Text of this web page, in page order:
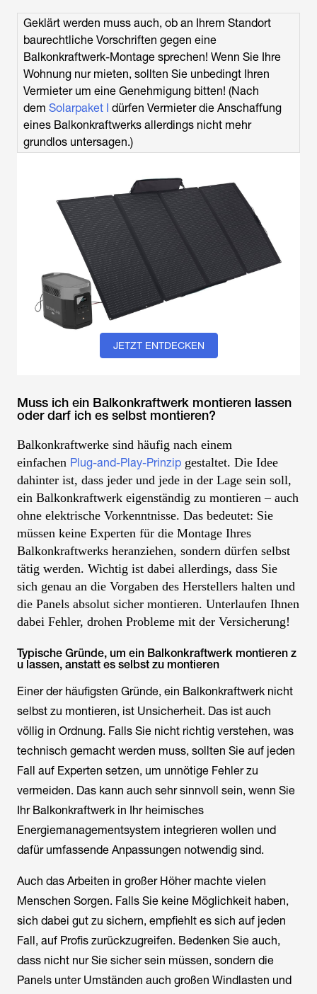
Geklärt werden muss auch, ob an Ihrem Standort
baurechtliche Vorschriften gegen eine
Balkonkraftwerk-Montage sprechen! Wenn Sie Ihre
Wohnung nur mieten, sollten Sie unbedingt Ihren
Vermieter um eine Genehmigung bitten! (Nach
dem Solarpaket I dürfen Vermieter die Anschaffung
eines Balkonkraftwerks allerdings nicht mehr
grundlos untersagen.)
JETZT ENTDECKEN
Muss ich ein Balkonkraftwerk montieren lassen
oder darf ich es selbst montieren?
Balkonkraftwerke sind häufig nach einem
einfachen Plug-and-Play-Prinzip gestaltet. Die Idee
dahinter ist, dass jeder und jede in der Lage sein soll,
ein Balkonkraftwerk eigenständig zu montieren – auch
ohne elektrische Vorkenntnisse. Das bedeutet: Sie
müssen keine Experten für die Montage Ihres
Balkonkraftwerks heranziehen, sondern dürfen selbst
tätig werden. Wichtig ist dabei allerdings, dass Sie
sich genau an die Vorgaben des Herstellers halten und
die Panels absolut sicher montieren. Unterlaufen Ihnen
dabei Fehler, drohen Probleme mit der Versicherung!
Typische Gründe, um ein Balkonkraftwerk montieren z
u lassen, anstatt es selbst zu montieren
Einer der häufigsten Gründe, ein Balkonkraftwerk nicht
selbst zu montieren, ist Unsicherheit. Das ist auch
völlig in Ordnung. Falls Sie nicht richtig verstehen, was
technisch gemacht werden muss, sollten Sie auf jeden
Fall auf Experten setzen, um unnötige Fehler zu
vermeiden. Das kann auch sehr sinnvoll sein, wenn Sie
Ihr Balkonkraftwerk in Ihr heimisches
Energiemanagementsystem integrieren wollen und
dafür umfassende Anpassungen notwendig sind.
Auch das Arbeiten in großer Höher machte vielen
Menschen Sorgen. Falls Sie keine Möglichkeit haben,
sich dabei gut zu sichern, empfiehlt es sich auf jeden
Fall, auf Profis zurückzugreifen. Bedenken Sie auch,
dass nicht nur Sie sicher sein müssen, sondern die
Panels unter Umständen auch großen Windlasten und